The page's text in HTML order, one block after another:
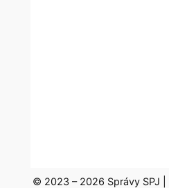
© 2023 – 2026 Správy SPJ